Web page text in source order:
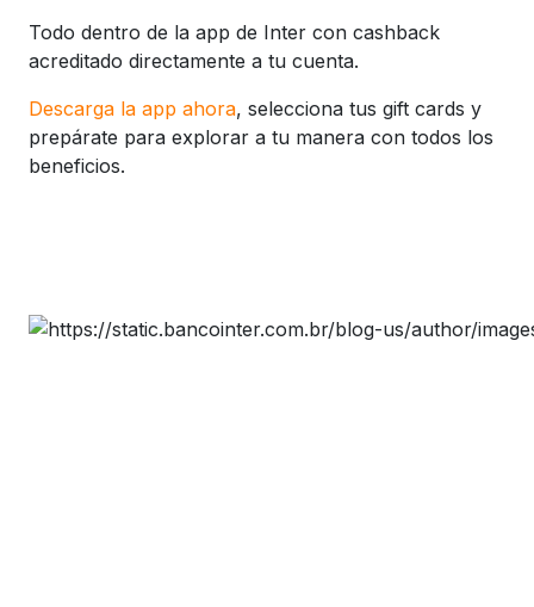
Todo dentro de la app de Inter con cashback
acreditado directamente a tu cuenta.
Descarga la app ahora, selecciona tus gift cards y
prepárate para explorar a tu manera con todos los
beneficios.